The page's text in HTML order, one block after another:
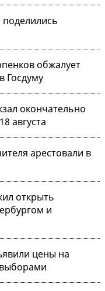
поделились
обжалует
Госдуму
окончательно
августа
арестовали в
открыть
и
цены на